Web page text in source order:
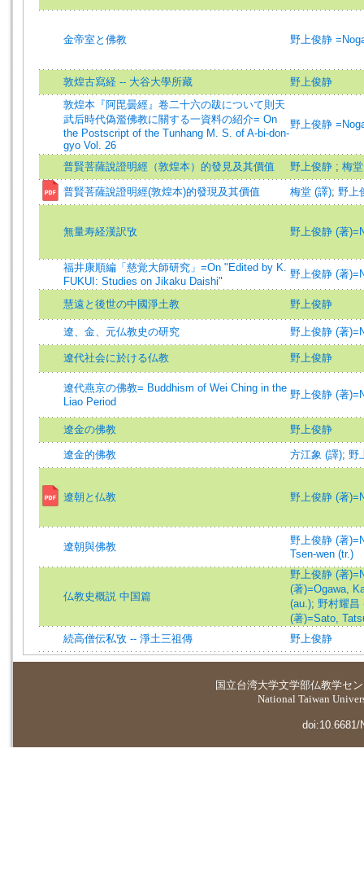
金帝室と佛教 野上俊静
敦煌古寫経 -- 大谷大學所藏
野上俊静
敦煌本『阿毘曇經』卷二十六の跋について則天
武后時代偽濫佛教に關する一資料の紹介= On
the Postscript of the Tunhang M. S. of A-bi-don-
gyo Vol. 26
野上俊静
普賢菩薩說證明經（敦煌本）的發見及其價值 野上俊静 ; 梅
普賢菩薩說證明經(敦煌本)的發現及其價值 梅堂 (譯); 野上
無量寿経漢訳攷 野上俊静 (著
福井康順編「慈覚大師研究」=On "Edited by K.
FUKUI: Studies on Jikaku Daishi"
野上俊静 (著
慧遠と後世の中國淨土教 野上俊静
遼、金、元仏教史の研究 野上俊静 (著
遼代社会に於ける仏教 野上俊静
遼代燕京の佛教= Buddhism of Wei Ching in the
Liao Period
野上俊静 (著
遼金の佛教 野上俊静
遼金的佛教 方江象 (譯); 野
遼朝と仏教 野上俊静 (著
遼朝與佛教
野上俊静 (著
Tsen-wen (tr.)
仏教史概説 中国篇
野上俊静 (著
(著)=Ogawa,
(au.); 野村耀昌
(著)=Sato,
続高僧伝私攷 -- 淨土三祖傳
野上俊静
国立台湾大学文学部仏教学セ
National Taiwan
doi:10.6681/